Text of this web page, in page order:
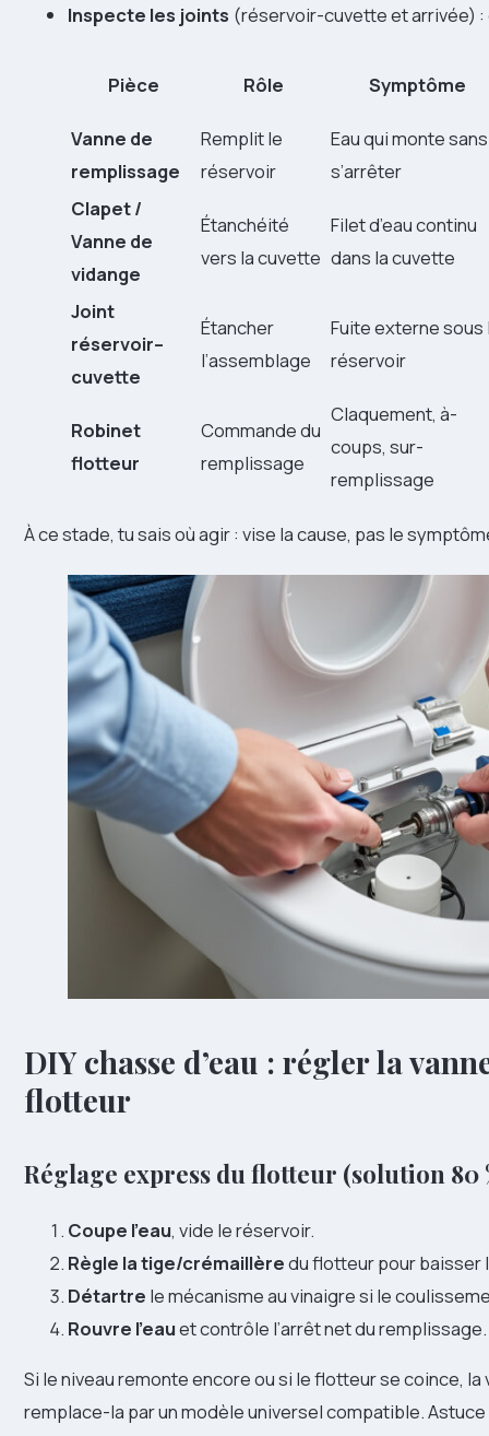
Inspecte les joints (réservoir-cuvette et arrivée) :
Pièce Rôle Symptôme
Vanne de
remplissage
Remplit le
réservoir
Eau qui monte sans
s’arrêter
Clapet /
Vanne de
vidange
Étanchéité
vers la cuvette
Filet d’eau continu
dans la cuvette
Joint
réservoir–
cuvette
Étancher
l’assemblage
Fuite externe sous
réservoir
Robinet
flotteur
Commande du
remplissage
Claquement, à-
coups, sur-
remplissage
À ce stade, tu sais où agir : vise la cause, pas le
DIY chasse d’eau : régler la
flotteur
Réglage express du flotteur (solution 80
Coupe l’eau, vide le réservoir.
Règle la tige/crémaillèredu flotteur pour baisser
Détartre le mécanisme au vinaigre si le
Rouvre l’eauet contrôle l’arrêt net du remplissage.
Si le niveau remonte encore ou si le flotteur se coince,
remplace-la par un modèle universel compatible.